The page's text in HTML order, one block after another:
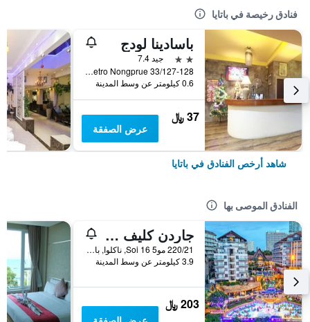
فنادق رخيصة في باتايا
باسادينا لودج
2 نجمتين
جيد 7.4
33/127-128 Moo 10 Soi Lk Metro Nongprue, باتايا, تايلاند
0.6 كيلومتر عن وسط المدينة
37 ﷼
عرض الصفقة
شاهد أرخص الفنادق في باتايا
الفنادق الموصى بها
جاردن كليف ريزورت آند سبا
220/21 مو5 Soi 16, ناكلوا, بانغلامونغ, باتايا, تايلاند
3.9 كيلومتر عن وسط المدينة
203 ﷼